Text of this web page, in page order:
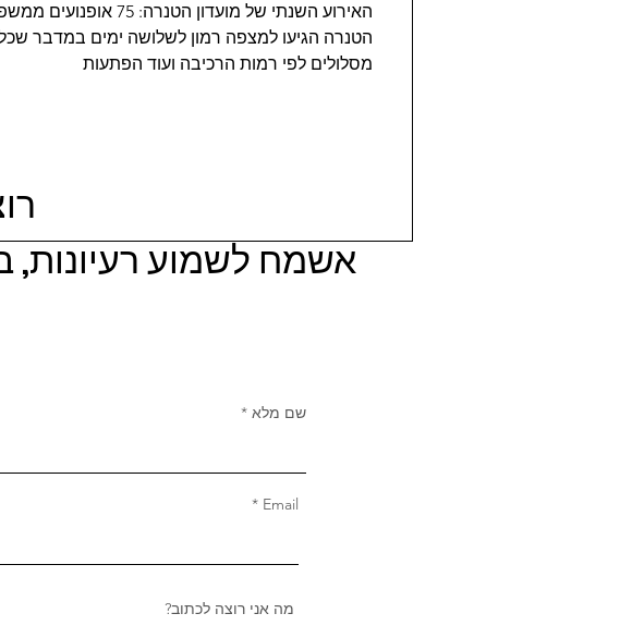
האירוע השנתי של מועדון הטנרה: 75
הטנרה הגיעו למצפה רמון לשלושה ימים במדבר
מסלולים לפי רמות הרכיבה ועוד הפתעות
אשמח לשמוע
שם מלא
Email